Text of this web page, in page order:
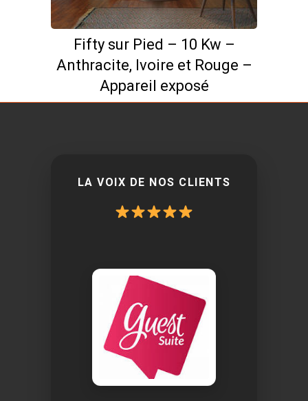
Fifty sur Pied – 10 Kw –
Anthracite, Ivoire et Rouge –
Appareil exposé
LA VOIX DE NOS CLIENTS